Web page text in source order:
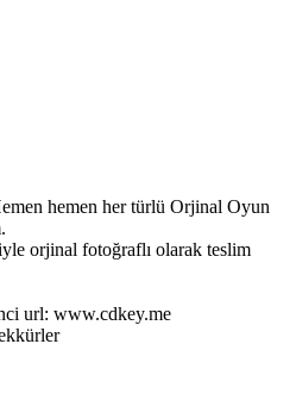
hemen her türlü Orjinal Oyun
orjinal fotoğraflı olarak teslim
url: www.cdkey.me